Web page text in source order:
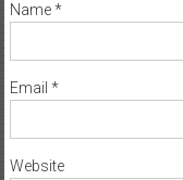
Name*
Email *
Website